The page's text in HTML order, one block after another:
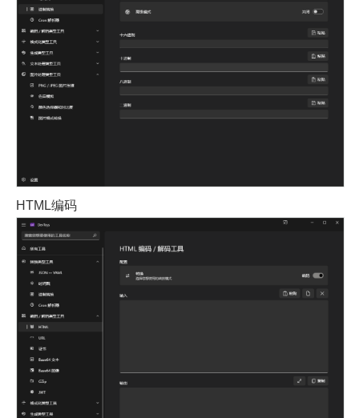
HTML编码